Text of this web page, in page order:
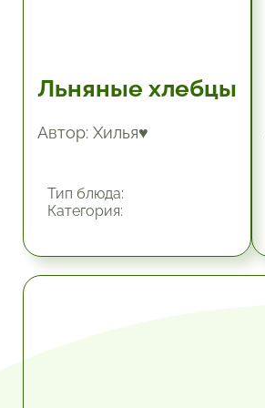
Льняные хлебцы
Автор: Хилья♥
Тип блюда:
Категория: